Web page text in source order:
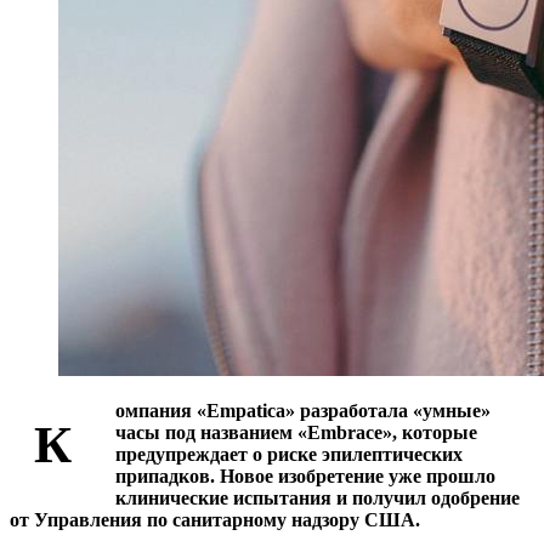
К
омпания «Empatica» разработала «умные»
часы под названием «Embrace», которые
предупреждает о риске эпилептических
припадков. Новое изобретение уже прошло
клинические испытания и получил одобрение
от Управления по санитарному надзору США.